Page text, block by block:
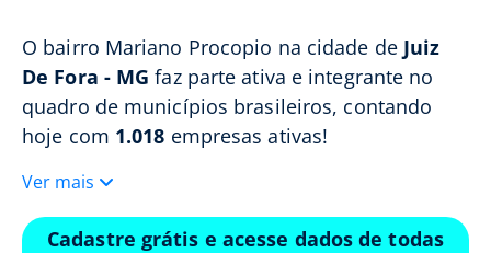
O bairro Mariano Procopio na cidade de Juiz
De Fora - MG faz parte ativa e integrante no
quadro de municípios brasileiros, contando
hoje com 1.018 empresas ativas!
Ver mais
Cadastre grátis e acesse dados de todas